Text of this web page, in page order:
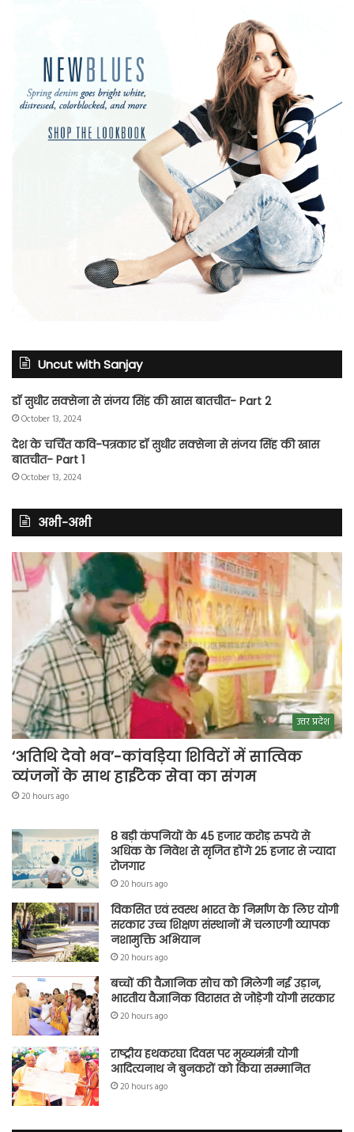
Uncut with Sanjay
डॉ सुधीर सक्सेना से संजय सिंह की खास बातचीत- Part 2
October 13, 2024
देश के चर्चित कवि-पत्रकार डॉ सुधीर सक्सेना से संजय सिंह की खास
बातचीत- Part 1
October 13, 2024
अभी-अभी
उत्तर प्रदेश
‘अतिथि देवो भव’-कांवड़िया शिविरों में सात्विक
व्यंजनों के साथ हाईटेक सेवा का संगम
20 hours ago
8 बड़ी कंपनियों के 45 हजार करोड़ रुपये से
अधिक के निवेश से सृजित होंगे 25 हजार से ज्यादा
रोजगार
20 hours ago
विकसित एवं स्वस्थ भारत के निर्माण के लिए योगी
सरकार उच्च शिक्षण संस्थानों में चलाएगी व्यापक
नशामुक्ति अभियान
20 hours ago
बच्चों की वैज्ञानिक सोच को मिलेगी नई उड़ान,
भारतीय वैज्ञानिक विरासत से जोड़ेगी योगी सरकार
20 hours ago
राष्ट्रीय हथकरघा दिवस पर मुख्यमंत्री योगी
आदित्यनाथ ने बुनकरों को किया सम्मानित
20 hours ago